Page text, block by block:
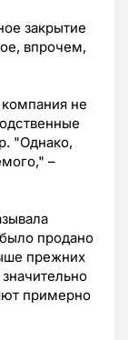
закрытие
впрочем,
не
"Однако,
–
продано
прежних
примерно